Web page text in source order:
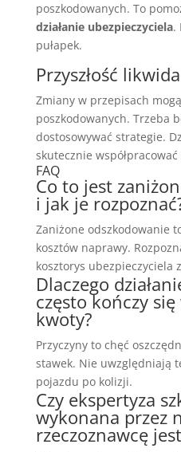
poszkodowanych. To
działanie ubezpieczyciela.
pułapek.
Przyszłość
Zmiany w przepisach
poszkodowanych. Trzeba
dostosowywać strategie.
skutecznie
FAQ
Co to jest
i jak je
Zaniżone odszkodowanie
kosztów naprawy.
kosztorys ubezpieczyciela
Dlaczego
często kończy się
kwoty?
Przyczyny to chęć
stawek. Nie uwzględniają
pojazdu po kolizji.
Czy ekspertyza
wykonana przez
rzeczoznawcę